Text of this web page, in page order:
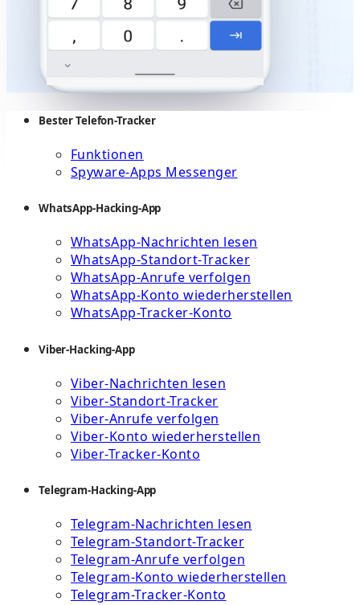
Bester Telefon-Tracker
Funktionen
Spyware-Apps Messenger
WhatsApp-Hacking-App
WhatsApp-Nachrichten lesen
WhatsApp-Standort-Tracker
WhatsApp-Anrufe verfolgen
WhatsApp-Konto wiederherstellen
WhatsApp-Tracker-Konto
Viber-Hacking-App
Viber-Nachrichten lesen
Viber-Standort-Tracker
Viber-Anrufe verfolgen
Viber-Konto wiederherstellen
Viber-Tracker-Konto
Telegram-Hacking-App
Telegram-Nachrichten lesen
Telegram-Standort-Tracker
Telegram-Anrufe verfolgen
Telegram-Konto wiederherstellen
Telegram-Tracker-Konto